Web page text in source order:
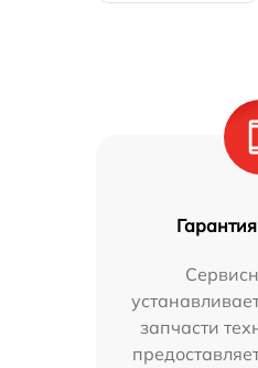
запчасти